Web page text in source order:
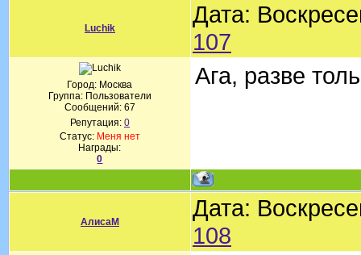
Luchik
Дата:
107
Город: Москва
Группа: Пользователи
Сообщений: 67
Репутация: 0
Статус: Меня нет
Награды:
0
Ага, разве
АлисаМ
Дата:
108